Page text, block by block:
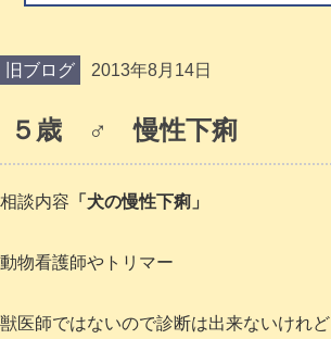
旧ブログ 2013年8月14日
５歳 ♂ 慢性下痢
相談内容 「犬の慢性下痢」
動物看護師やトリマー
獣医師ではないので診断は出来ないけれど